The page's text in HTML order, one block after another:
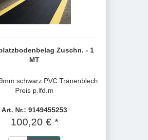
Zuschn. - 1
MT
schwarz PVC Tränenblech
Preis p.lfd.m
Art. Nr.: 9149455253
100,20 € *